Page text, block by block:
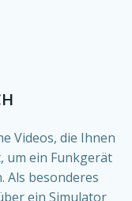
Videos, die Ihnen
um ein Funkgerät
Als besonderes
ein Simulator